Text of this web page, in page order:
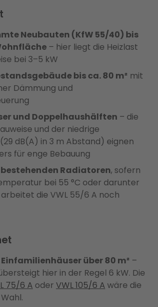
Neubauten (KfW 55/40) bis
– hier liegt die Heizlast
bei 3–5 kW
bis ca. 80 m² mit
Dämmung und
und Doppelhaushälften – die
und der niedrige
dB(A) in 3 m Abstand) eignen
für enge Bebauung
Radiatoren, sofern
bei 55 °C oder darunter
die VWL 55/6 A noch
über 80 m² –
hier in der Regel 6 kW. Die
75/6 A oder VWL 105/6 A wäre die